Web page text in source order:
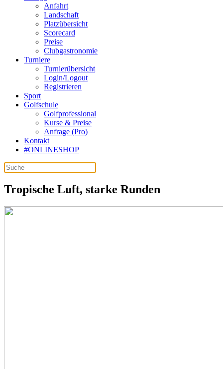
Anfahrt
Landschaft
Platzübersicht
Scorecard
Preise
Clubgastronomie
Turniere
Turnierübersicht
Login/Logout
Registrieren
Sport
Golfschule
Golfprofessional
Kurse & Preise
Anfrage (Pro)
Kontakt
#ONLINESHOP
Tropische Luft, starke Runden